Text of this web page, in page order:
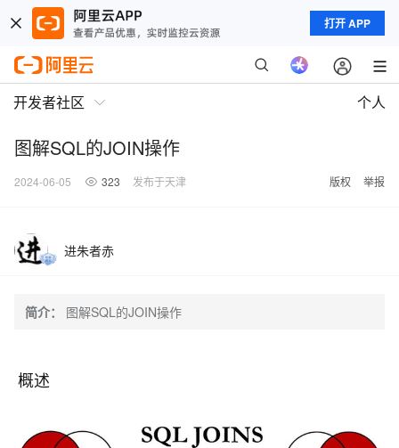
打开 APP
开发者社区 个人
图解SQL的JOIN操作
2024-06-05 323 发布于天津 版权 举报
进朱者赤
简介： 图解SQL的JOIN操作
概述